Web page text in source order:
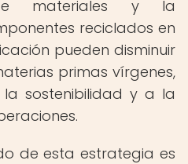
materiales y la
reciclados en
pueden disminuir
primas vírgenes,
sostenibilidad y a la
de esta estrategia es